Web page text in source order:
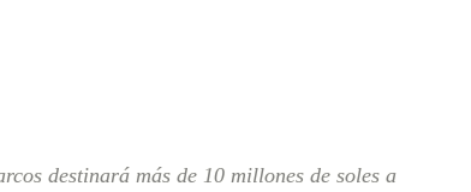
destinará más de 10 millones de soles a